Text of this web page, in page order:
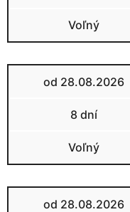
Voľný
od 28.08.2026
8 dní
Voľný
od 28.08.2026